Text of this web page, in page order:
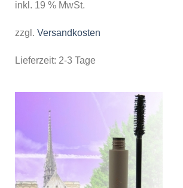
inkl. 19 % MwSt.
zzgl. Versandkosten
Lieferzeit: 2-3 Tage